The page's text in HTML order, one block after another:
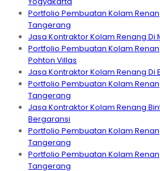
Portfolio Pembuatan Kolam
Tangerang
Jasa Kontraktor Kolam Renang Di
Portfolio Pembuatan Kolam
Pohton Villas
Jasa Kontraktor Kolam Renang Di
Portfolio Pembuatan Kolam
Tangerang
Jasa Kontraktor Kolam Renang
Bergaransi
Portfolio Pembuatan Kolam
Tangerang
Portfolio Pembuatan Kolam
Tangerang